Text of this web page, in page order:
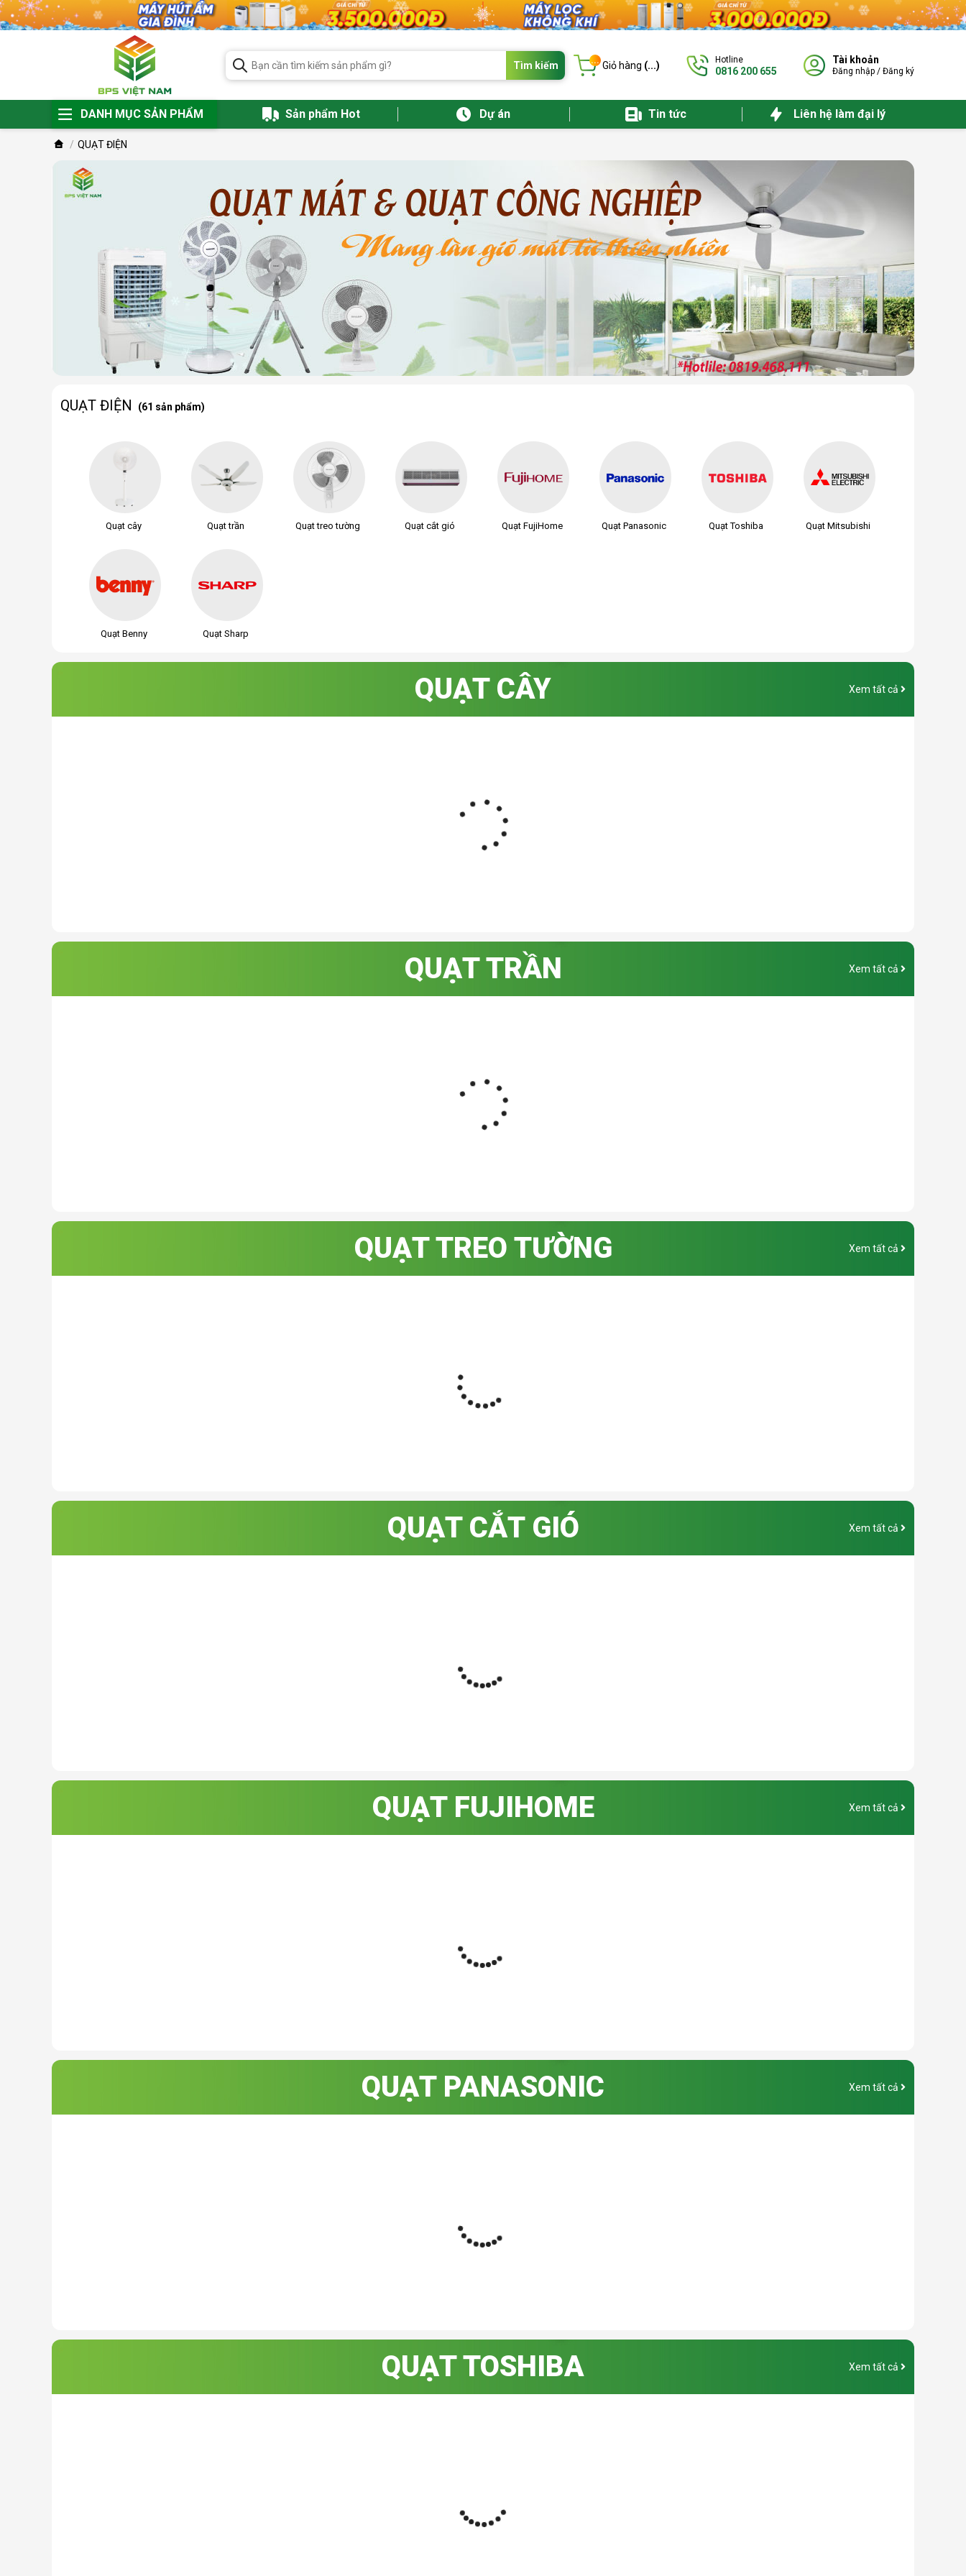
Tìm kiếm ... Giỏ hàng (...) Hotline
0816 200 655
Tài khoản
Đăng nhập / Đăng ký
DANH MỤC SẢN PHẨM Sản phẩm Hot Dự án Tin tức Liên hệ làm đại lý
QUẠT ĐIỆN
QUẠT ĐIỆN (61 sản phẩm)
Quạt cây Quạt trần Quạt treo tường Quạt cắt gió Quạt FujiHome Quạt Panasonic Quạt Toshiba Quạt Mitsubishi
Quạt Benny Quạt Sharp
QUẠT CÂY Xem tất cả
QUẠT TRẦN Xem tất cả
QUẠT TREO TƯỜNG Xem tất cả
QUẠT CẮT GIÓ Xem tất cả
QUẠT FUJIHOME Xem tất cả
QUẠT PANASONIC Xem tất cả
QUẠT TOSHIBA Xem tất cả